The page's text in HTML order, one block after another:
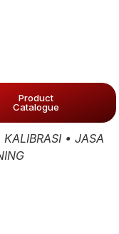
Product
Catalogue
• JASA